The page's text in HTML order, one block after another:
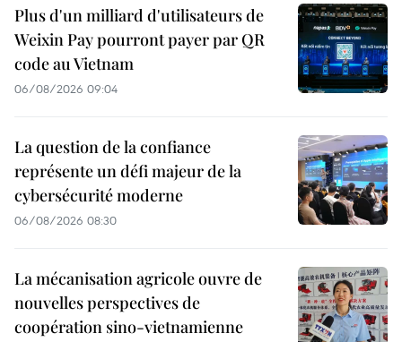
Plus d'un milliard d'utilisateurs de
Weixin Pay pourront payer par QR
code au Vietnam
06/08/2026 09:04
La question de la confiance
représente un défi majeur de la
cybersécurité moderne
06/08/2026 08:30
La mécanisation agricole ouvre de
nouvelles perspectives de
coopération sino-vietnamienne